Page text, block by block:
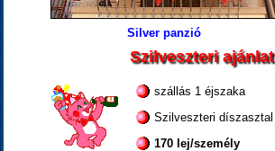
Silver panzió
Szilveszteri ajánlat
szállás 1 éjszaka
Szilveszteri díszasztal
170 lej/személy